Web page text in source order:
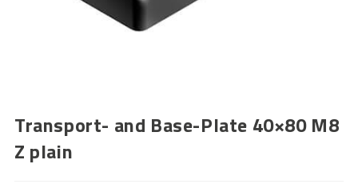
Transport- and Base-Plate 40×80 M8
Z plain